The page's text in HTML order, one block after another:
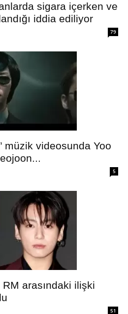
sigara içerken ve
iddia ediliyor
79
müzik videosunda Yoo
5
arasındaki ilişki
51